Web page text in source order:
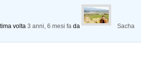
volta3 anni, 6 mesi fa da
Sacha